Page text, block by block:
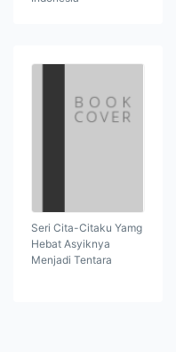
Seri Cita-Citaku Yamg
Hebat Asyiknya
Menjadi Tentara